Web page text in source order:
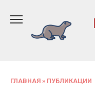
содержанию
ГЛАВНАЯ » ПУБЛИКАЦИИ